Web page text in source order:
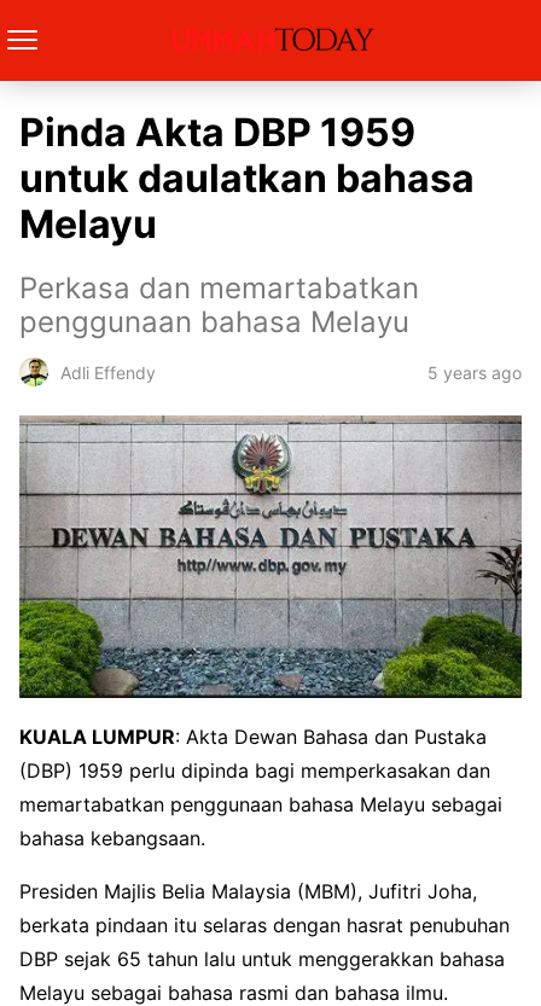
Pinda Akta DBP 1959
untuk daulatkan bahasa
Melayu
Perkasa dan memartabatkan
penggunaan bahasa Melayu
Adli Effendy 5 years ago
KUALA LUMPUR: Akta Dewan Bahasa dan Pustaka
(DBP) 1959 perlu dipinda bagi memperkasakan dan
memartabatkan penggunaan bahasa Melayu sebagai
bahasa kebangsaan.
Presiden Majlis Belia Malaysia (MBM), Jufitri Joha,
berkata pindaan itu selaras dengan hasrat penubuhan
DBP sejak 65 tahun lalu untuk menggerakkan bahasa
Melayu sebagai bahasa rasmi dan bahasa ilmu.